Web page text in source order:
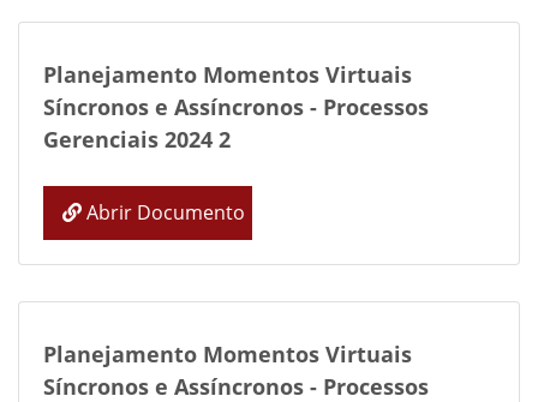
Planejamento Momentos Virtuais
Síncronos e Assíncronos - Processos
Gerenciais 2024 2
Abrir Documento
Planejamento Momentos Virtuais
Síncronos e Assíncronos - Processos